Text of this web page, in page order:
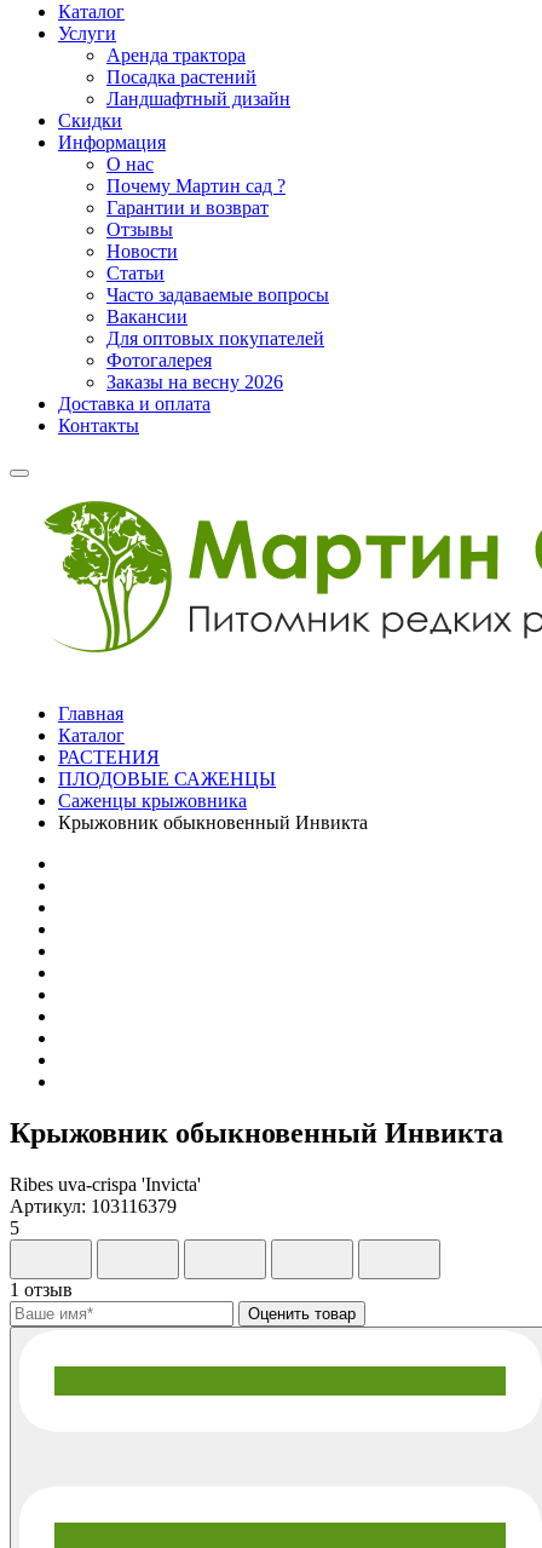
Каталог
Услуги
Аренда трактора
Посадка растений
Ландшафтный дизайн
Скидки
Информация
О нас
Почему Мартин сад ?
Гарантии и возврат
Отзывы
Новости
Статьи
Часто задаваемые вопросы
Вакансии
Для оптовых покупателей
Фотогалерея
Заказы на весну 2026
Доставка и оплата
Контакты
Главная
Каталог
РАСТЕНИЯ
ПЛОДОВЫЕ САЖЕНЦЫ
Саженцы крыжовника
Крыжовник обыкновенный Инвикта
Крыжовник обыкновенный Инвикта
Ribes uva-crispa 'Invicta'
Артикул: 103116379
5
1 отзыв